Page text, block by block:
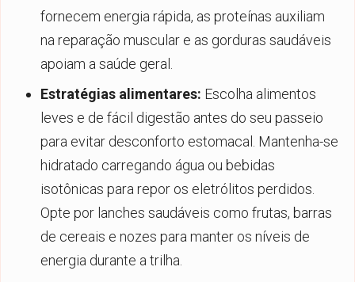
fornecem energia rápida, as proteínas auxiliam
na reparação muscular e as gorduras saudáveis
apoiam a saúde geral.
Estratégias alimentares: Escolha alimentos
leves e de fácil digestão antes do seu passeio
para evitar desconforto estomacal. Mantenha-se
hidratado carregando água ou bebidas
isotônicas para repor os eletrólitos perdidos.
Opte por lanches saudáveis como frutas, barras
de cereais e nozes para manter os níveis de
energia durante a trilha.